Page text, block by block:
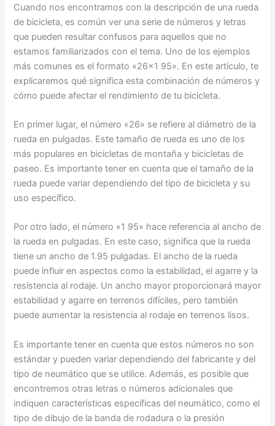
Cuando nos encontramos con la descripción de una rueda
de bicicleta, es común ver una serie de números y letras
que pueden resultar confusos para aquellos que no
estamos familiarizados con el tema. Uno de los ejemplos
más comunes es el formato «26×1 95». En este artículo, te
explicaremos qué significa esta combinación de números y
cómo puede afectar el rendimiento de tu bicicleta.
En primer lugar, el número «26» se refiere al diámetro de la
rueda en pulgadas. Este tamaño de rueda es uno de los
más populares en bicicletas de montaña y bicicletas de
paseo. Es importante tener en cuenta que el tamaño de la
rueda puede variar dependiendo del tipo de bicicleta y su
uso específico.
Por otro lado, el número «1 95» hace referencia al ancho de
la rueda en pulgadas. En este caso, significa que la rueda
tiene un ancho de 1.95 pulgadas. El ancho de la rueda
puede influir en aspectos como la estabilidad, el agarre y la
resistencia al rodaje. Un ancho mayor proporcionará mayor
estabilidad y agarre en terrenos difíciles, pero también
puede aumentar la resistencia al rodaje en terrenos lisos.
Es importante tener en cuenta que estos números no son
estándar y pueden variar dependiendo del fabricante y del
tipo de neumático que se utilice. Además, es posible que
encontremos otras letras o números adicionales que
indiquen características específicas del neumático, como el
tipo de dibujo de la banda de rodadura o la presión